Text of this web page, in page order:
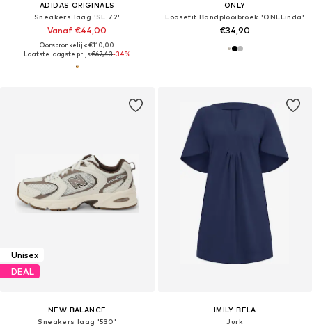
ADIDAS ORIGINALS
Sneakers laag 'SL 72'
Vanaf €44,00
Oorspronkelijk: €110,00
Laatste laagste prijs:€67,43-34%
ONLY
Loosefit Bandplooibroek 'ONLLinda'
€34,90
Unisex
DEAL
NEW BALANCE
Sneakers laag '530'
IMILY BELA
Jurk